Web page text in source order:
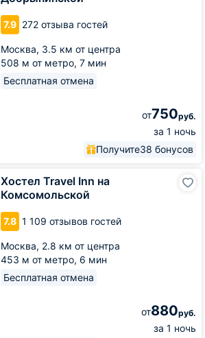
7.9 272 отзыва гостей
Москва, 3.5 км от центра
508 м от метро, 7 мин
Бесплатная отмена
от750руб.
за 1 ночь
Получите38 бонусов
Хостел Travel Inn на
Комсомольской
7.8 1 109 отзывов гостей
Москва, 2.8 км от центра
453 м от метро, 6 мин
Бесплатная отмена
от880руб.
за 1 ночь